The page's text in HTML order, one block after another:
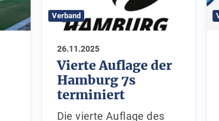
Verband
26.11.2025
Vierte Auflage der
Hamburg 7s
terminiert
Die vierte Auflage des